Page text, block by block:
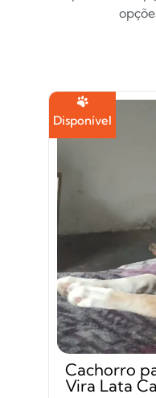
Disponível
Cachorro
Vira Lata